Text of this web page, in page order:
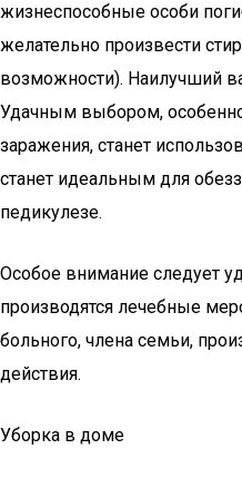
жизнеспособные особи
желательно произвести
возможности). Наилучший
Удачным выбором,
заражения, станет
станет идеальным для
педикулезе.
Особое внимание следует
производятся лечебные
больного, члена семьи,
действия.
Уборка в доме